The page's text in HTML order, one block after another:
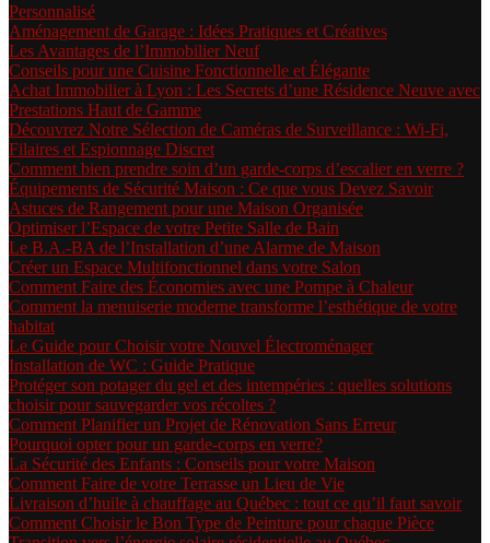
Personnalisé
Aménagement de Garage : Idées Pratiques et Créatives
Les Avantages de l’Immobilier Neuf
Conseils pour une Cuisine Fonctionnelle et Élégante
Achat Immobilier à Lyon : Les Secrets d’une Résidence Neuve avec
Prestations Haut de Gamme
Découvrez Notre Sélection de Caméras de Surveillance : Wi-Fi,
Filaires et Espionnage Discret
Comment bien prendre soin d’un garde-corps d’escalier en verre ?
Équipements de Sécurité Maison : Ce que vous Devez Savoir
Astuces de Rangement pour une Maison Organisée
Optimiser l’Espace de votre Petite Salle de Bain
Le B.A.-BA de l’Installation d’une Alarme de Maison
Créer un Espace Multifonctionnel dans votre Salon
Comment Faire des Économies avec une Pompe à Chaleur
Comment la menuiserie moderne transforme l’esthétique de votre
habitat
Le Guide pour Choisir votre Nouvel Électroménager
Installation de WC : Guide Pratique
Protéger son potager du gel et des intempéries : quelles solutions
choisir pour sauvegarder vos récoltes ?
Comment Planifier un Projet de Rénovation Sans Erreur
Pourquoi opter pour un garde-corps en verre?
La Sécurité des Enfants : Conseils pour votre Maison
Comment Faire de votre Terrasse un Lieu de Vie
Livraison d’huile à chauffage au Québec : tout ce qu’il faut savoir
Comment Choisir le Bon Type de Peinture pour chaque Pièce